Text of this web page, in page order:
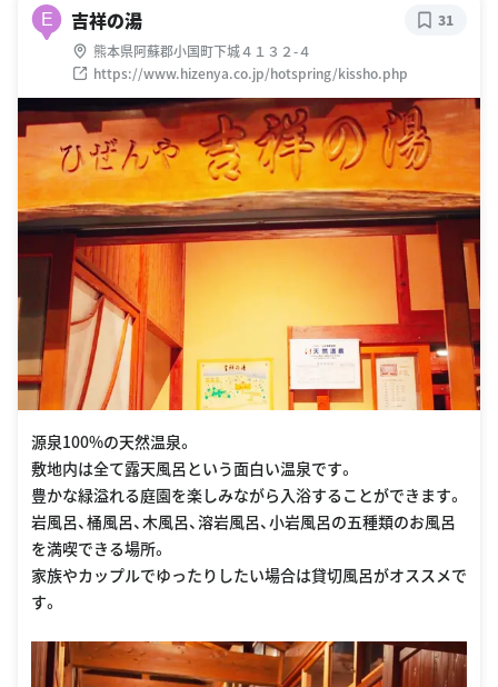
E 吉祥の湯
熊本県阿蘇郡小国町下城４１３２-４
https://www.hizenya.co.jp/hotspring/kissho.php
31
源泉100%の天然温泉。
敷地内は全て露天風呂という面白い温泉です。
豊かな緑溢れる庭園を楽しみながら入浴することができます。
岩風呂、桶風呂、木風呂、溶岩風呂、小岩風呂の五種類のお風呂
を満喫できる場所。
家族やカップルでゆったりしたい場合は貸切風呂がオススメで
す。